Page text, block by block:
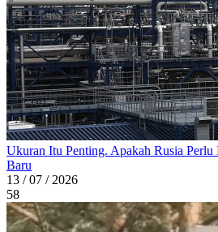
Ukuran Itu Penting. Apakah Rusia
Baru
13 / 07 / 2026
58